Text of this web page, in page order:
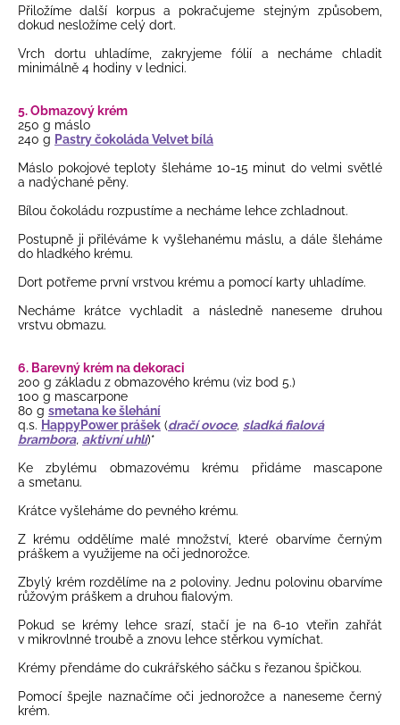
Přiložíme další korpus a pokračujeme stejným způsobem,
dokud nesložíme celý dort.
Vrch dortu uhladíme, zakryjeme fólií a necháme chladit
minimálně 4 hodiny v lednici.
5. Obmazový krém
250 g máslo
240 g Pastry čokoláda Velvet bílá
Máslo pokojové teploty šleháme 10-15 minut do velmi světlé
a nadýchané pěny.
Bílou čokoládu rozpustíme a necháme lehce zchladnout.
Postupně ji přiléváme k vyšlehanému máslu, a dále šleháme
do hladkého krému.
Dort potřeme první vrstvou krému a pomocí karty uhladíme.
Necháme krátce vychladit a následně naneseme druhou
vrstvu obmazu.
6. Barevný krém na dekoraci
200 g základu z obmazového krému (viz bod 5.)
100 g mascarpone
80 g smetana ke šlehání
q.s. HappyPower prášek (dračí ovoce, sladká fialová
brambora, aktivní uhlí)*
Ke zbylému obmazovému krému přidáme mascapone
a smetanu.
Krátce vyšleháme do pevného krému.
Z krému oddělíme malé množství, které obarvíme černým
práškem a využijeme na oči jednorožce.
Zbylý krém rozdělíme na 2 poloviny. Jednu polovinu obarvíme
růžovým práškem a druhou fialovým.
Pokud se krémy lehce srazí, stačí je na 6-10 vteřin zahřát
v mikrovlnné troubě a znovu lehce stěrkou vymíchat.
Krémy přendáme do cukrářského sáčku s řezanou špičkou.
Pomocí špejle naznačíme oči jednorožce a naneseme černý
krém.